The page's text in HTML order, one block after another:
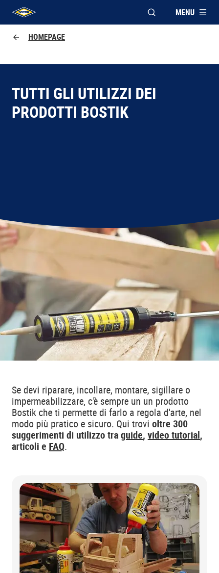
UHU logo
APRI FINESTRA
MENU
HOMEPAGE
TUTTI GLI UTILIZZI DEI
PRODOTTI BOSTIK
Se devi riparare, incollare, montare, sigillare o
impermeabilizzare, c'è sempre un un prodotto
Bostik che ti permette di farlo a regola d'arte, nel
modo più pratico e sicuro. Qui trovi oltre 300
suggerimenti di utilizzo traguide, video tutorial,
articoli e FAQ.